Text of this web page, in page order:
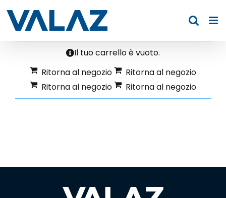
content
Il tuo carrello è vuoto.
Ritorna al negozio
Ritorna al negozio
Ritorna al negozio
Ritorna al negozio